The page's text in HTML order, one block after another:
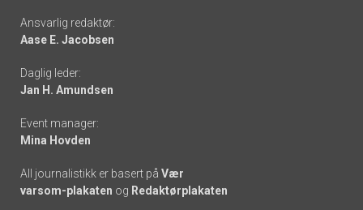
Footer
-
links
Ansvarlig redaktør:
Aase E. Jacobsen
Daglig leder:
Jan H. Amundsen
Event manager:
Mina Hovden
All journalistikk er basert på Vær
varsom-plakaten og Redaktørplakaten